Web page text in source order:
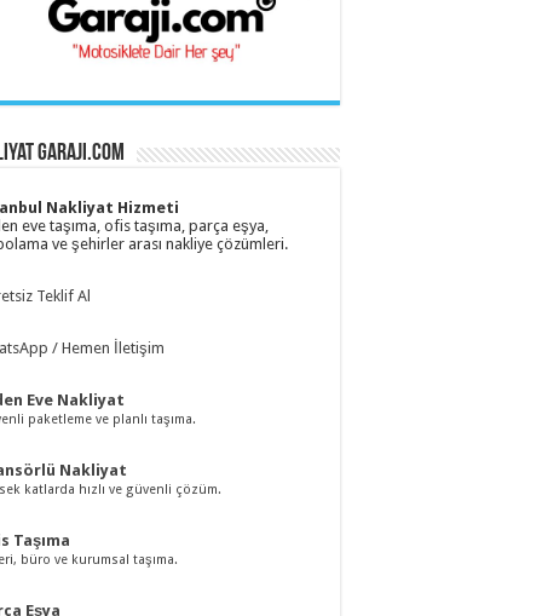
Garaji.com
Nakliyat Hizmeti
eve taşıma, ofis taşıma, parça eşya,
ve şehirler arası nakliye çözümleri.
Teklif Al
/ Hemen İletişim
Eve Nakliyat
paketleme ve planlı taşıma.
Nakliyat
katlarda hızlı ve güvenli çözüm.
Taşıma
büro ve kurumsal taşıma.
Eşya